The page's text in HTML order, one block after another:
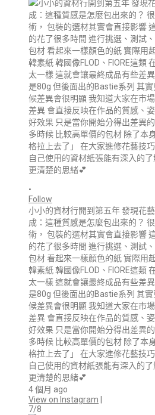
•
Follow
小小的資材行開到第五年 發現花
成：這種質感是怎麼包出來的？
術， 包裝的選材其實會直接影響
的花了很多時間 進行挑選、測試
包材 看起來一樣顏色的紙 實際用
韓素紙 韓國像FLOD、FIORE這類
太一樣 這就會讓最終成品有些差
是80g 但後面出的Bastie系列 其
候差異會很明顯 我知道大家在市
差異 會直接反映在作品的質感、
好效果 只是當你開始分得出差異
多時候 比較高單價的包材 除了本
格拉上去了」 在大家進修花藝技
自己使用的資材紙張能有深入的
更清楚的思緒💕
4 個月 ago
View on Instagram
7/8